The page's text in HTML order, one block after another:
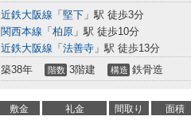
近鉄大阪線 「 堅下 」駅 徒歩3分
関西本線 「 柏原 」駅 徒歩10分
近鉄大阪線 「 法善寺 」駅 徒歩13分
築38年 階数 3階建 構造 鉄骨造
敷金 礼金 間取り 面積